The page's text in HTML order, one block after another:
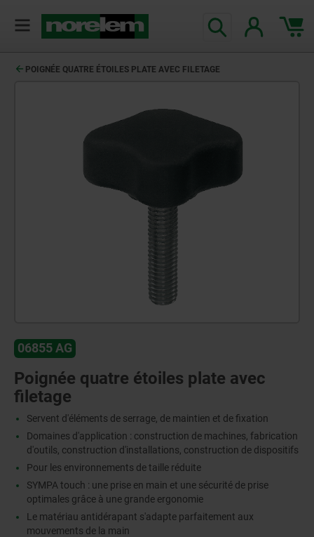
POIGNÉE QUATRE ÉTOILES PLATE AVEC FILETAGE
06855 AG
Poignée quatre étoiles plate avec
filetage
Servent d'éléments de serrage, de maintien et de fixation
Domaines d'application : construction de machines, fabrication
d'outils, construction d'installations, construction de dispositifs
Pour les environnements de taille réduite
SYMPA touch : une prise en main et une sécurité de prise
optimales grâce à une grande ergonomie
Le matériau antidérapant s'adapte parfaitement aux
mouvements de la main